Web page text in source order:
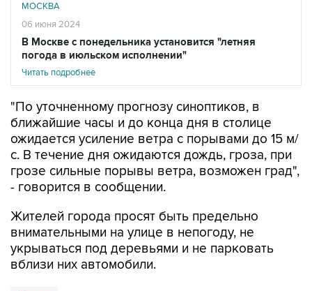
МОСКВА
06 июня 2024
В Москве с понедельника установится "летняя
погода в июльском исполнении"
Читать подробнее
"По уточненному прогнозу синоптиков, в
ближайшие часы и до конца дня в столице
ожидается усиление ветра с порывами до 15 м/
с. В течение дня ожидаются дождь, гроза, при
грозе сильные порывы ветра, возможен град",
- говорится в сообщении.
Жителей города просят быть предельно
внимательными на улице в непогоду, не
укрываться под деревьями и не парковать
вблизи них автомобили.